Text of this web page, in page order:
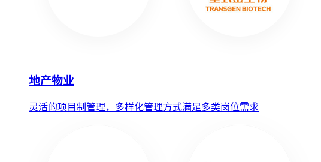
地产物业
灵活的项目制管理，多样化管理方式满足多类岗位需求